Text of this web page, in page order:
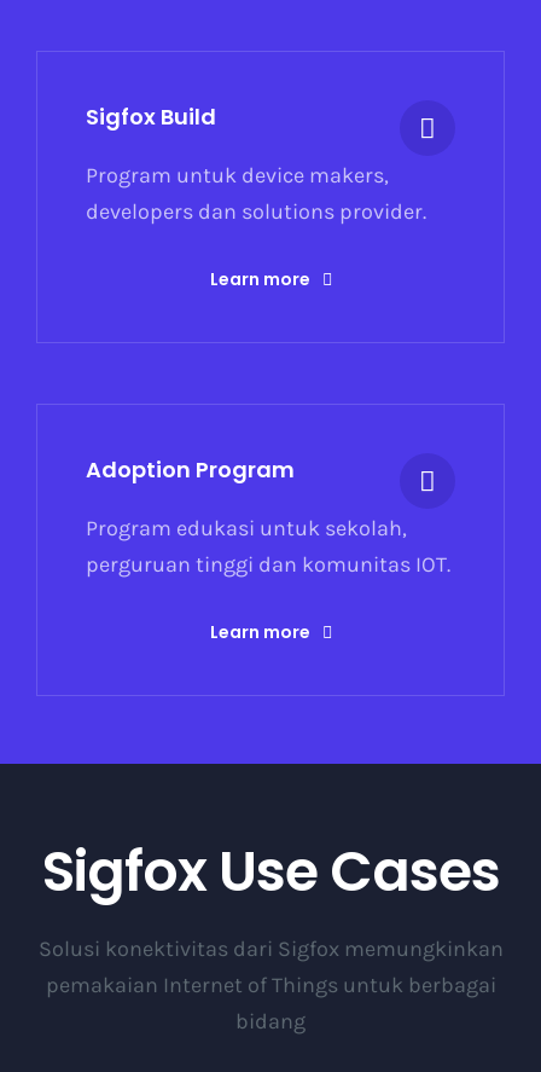
Sigfox Build
Program untuk device makers,
developers dan solutions provider.
Learn more
Adoption Program
Program edukasi untuk sekolah,
perguruan tinggi dan komunitas IOT.
Learn more
Sigfox Use Cases
Solusi konektivitas dari Sigfox memungkinkan
pemakaian Internet of Things untuk berbagai
bidang